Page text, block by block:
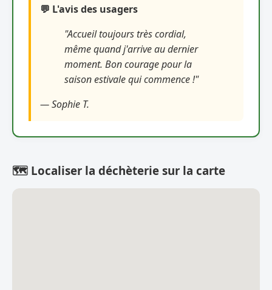
💬 L'avis des usagers
"Accueil toujours très cordial,
même quand j'arrive au dernier
moment. Bon courage pour la
saison estivale qui commence !"
— Sophie T.
🗺️ Localiser la déchèterie sur la carte